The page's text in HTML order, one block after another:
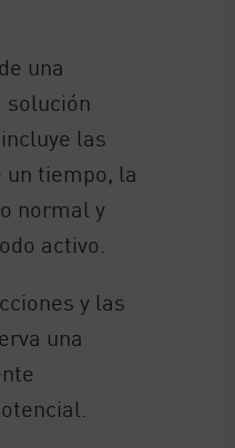
una
solución
las
un tiempo, la
normal y
activo.
y las
una